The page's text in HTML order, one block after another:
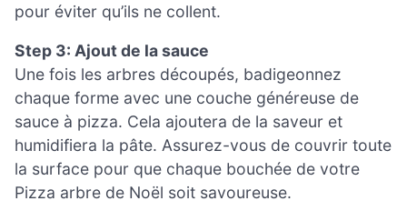
pour éviter qu’ils ne collent.
Step 3: Ajout de la sauce
Une fois les arbres découpés, badigeonnez
chaque forme avec une couche généreuse de
sauce à pizza. Cela ajoutera de la saveur et
humidifiera la pâte. Assurez-vous de couvrir toute
la surface pour que chaque bouchée de votre
Pizza arbre de Noël soit savoureuse.